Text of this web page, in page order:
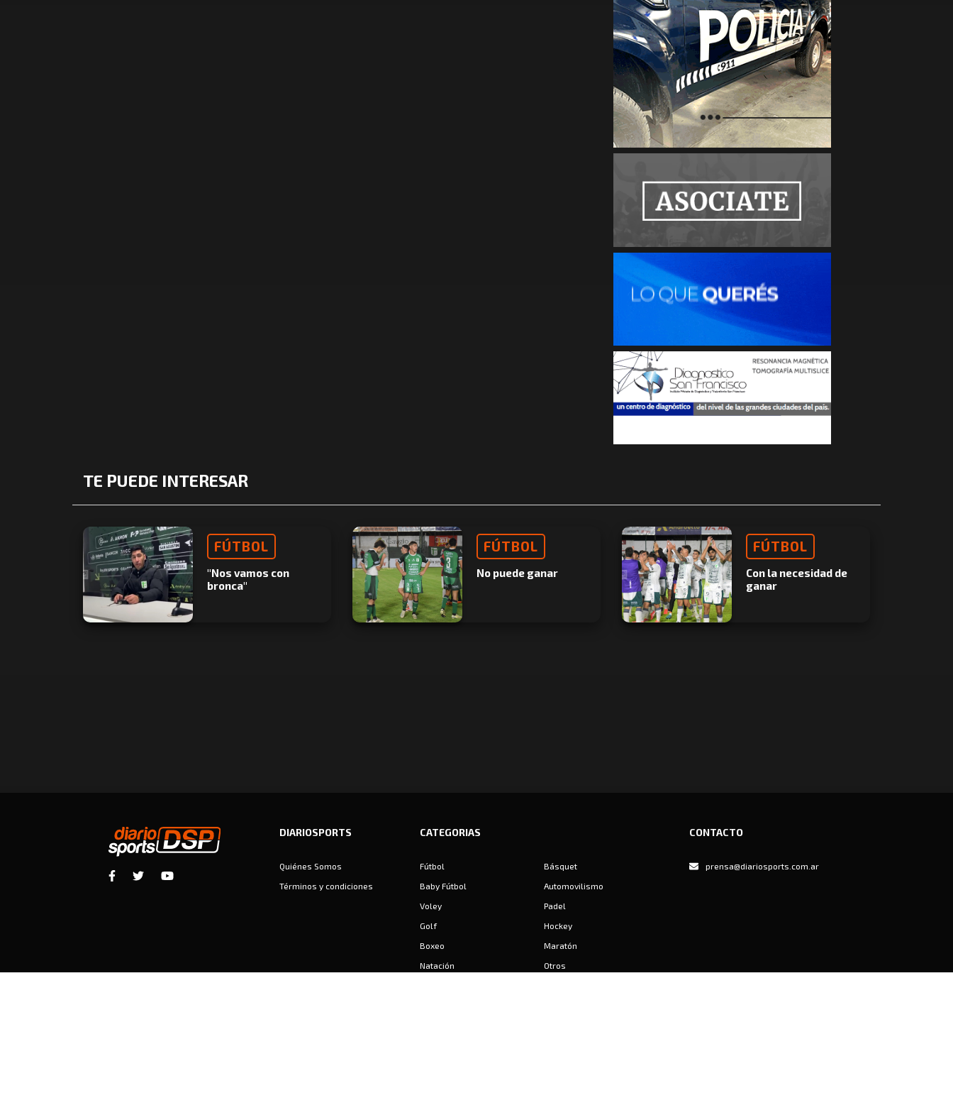
TE PUEDE INTERESAR
FÚTBOL
"Nos vamos con
bronca"
FÚTBOL
No puede ganar
FÚTBOL
Con la necesidad de
ganar
DIARIOSPORTS
Quiénes Somos
Términos y condiciones
CATEGORIAS
Fútbol
Básquet
Baby Fútbol
Automovilismo
Voley
Padel
Golf
Hockey
Boxeo
Maratón
Natación
Otros
CONTACTO
prensa@diariosports.com.ar